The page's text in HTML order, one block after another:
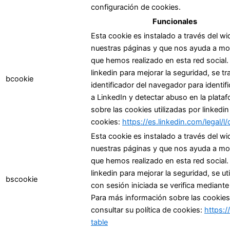
configuración de cookies.
Funcionales
bcookie
Esta cookie es instalado a través del
nuestras páginas y que nos ayuda a
que hemos realizado en esta red
linkedin para mejorar la seguridad, se
identificador del navegador para
a LinkedIn y detectar abuso en la
sobre las cookies utilizadas por
cookies: https://es.linkedin.com/legal/
bscookie
Esta cookie es instalado a través del
nuestras páginas y que nos ayuda a
que hemos realizado en esta red
linkedin para mejorar la seguridad, se
con sesión iniciada se verifica
Para más información sobre las
consultar su política de cookies:
table